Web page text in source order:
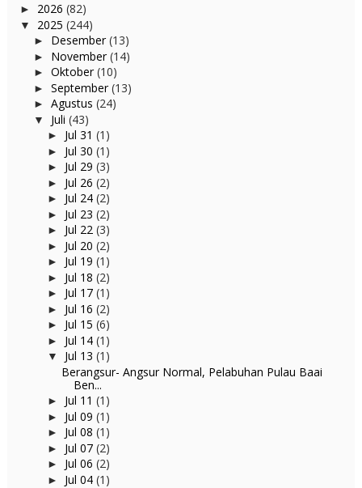
► 2026 (82)
▼ 2025 (244)
► Desember(13)
► November(14)
► Oktober(10)
► September(13)
► Agustus (24)
▼ Juli (43)
► Jul 31 (1)
► Jul 30 (1)
► Jul 29 (3)
► Jul 26 (2)
► Jul 24 (2)
► Jul 23 (2)
► Jul 22 (3)
► Jul 20 (2)
► Jul 19 (1)
► Jul 18 (2)
► Jul 17 (1)
► Jul 16 (2)
► Jul 15 (6)
► Jul 14 (1)
▼ Jul 13 (1)
Berangsur- Angsur Normal, Pelabuhan Pulau Baai
Ben...
► Jul 11 (1)
► Jul 09 (1)
► Jul 08 (1)
► Jul 07 (2)
► Jul 06 (2)
► Jul 04 (1)